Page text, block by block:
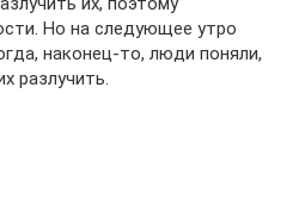
Но на следующее утро
наконец-то, люди поняли,
разлучить.